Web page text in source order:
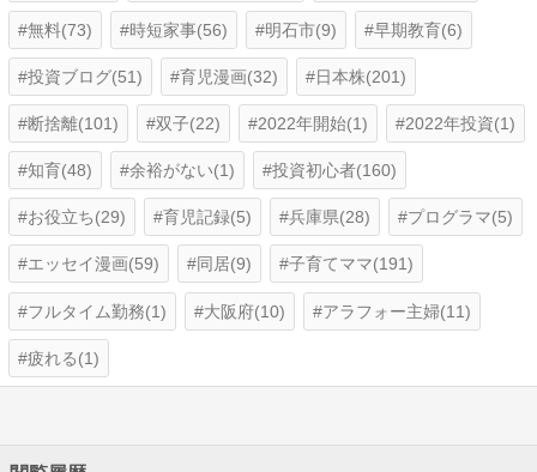
無料(73) 時短家事(56) 明石市(9) 早期教育(6)
投資ブログ(51) 育児漫画(32) 日本株(201)
断捨離(101) 双子(22) 2022年開始(1) 2022年投資(1)
知育(48) 余裕がない(1) 投資初心者(160)
お役立ち(29) 育児記録(5) 兵庫県(28) プログラマ(5)
エッセイ漫画(59) 同居(9) 子育てママ(191)
フルタイム勤務(1) 大阪府(10) アラフォー主婦(11)
疲れる(1)